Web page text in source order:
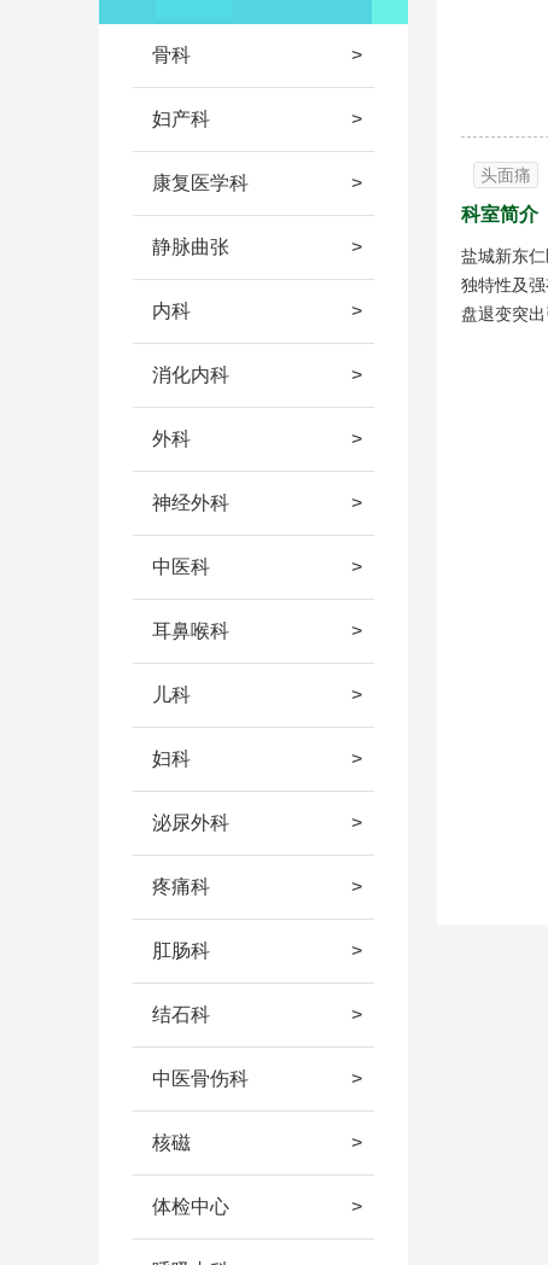
骨科
妇产科
康复医学科
静脉曲张
内科
消化内科
外科
神经外科
中医科
耳鼻喉科
儿科
妇科
泌尿外科
疼痛科
肛肠科
结石科
中医骨伤科
核磁
体检中心
头面痛
科室简介
盐城新东
独特性及
盘退变突